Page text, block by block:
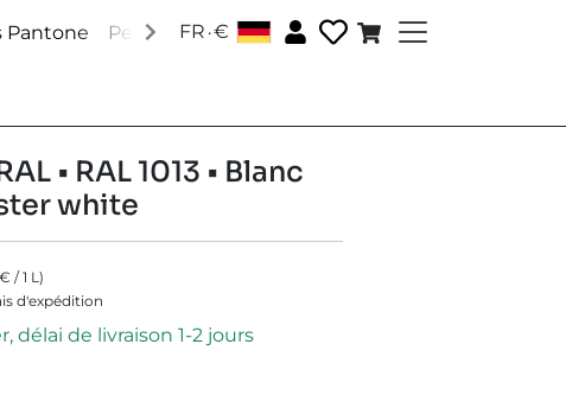
Pantone Peintures RAL Peintures spéciales
FR .€
• RAL 1013 • Blanc
white
/1 L)
d'expédition
délai de livraison 1-2 jours